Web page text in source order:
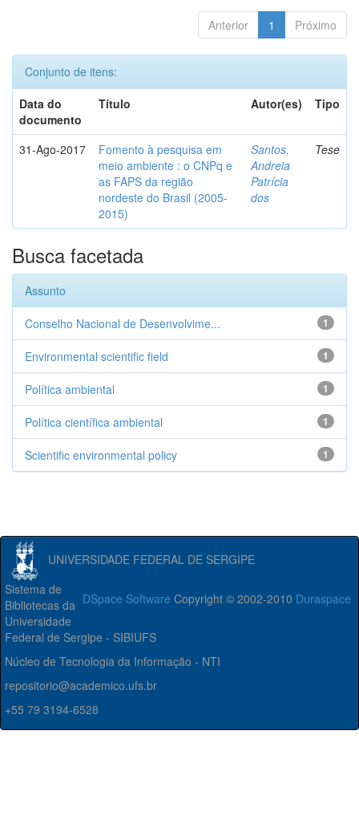
Anterior 1 Próximo
Conjunto de itens:
Data do
documento
Título Autor(es) Tipo
31-Ago-2017
Fomento à pesquisa em
meio ambiente : o CNPq e
as FAPS da região
nordeste do Brasil (2005-
2015)
Santos,
Andreia
Patrícia
dos
Tese
Busca facetada
Assunto
1
Conselho Nacional de Desenvolvime...
1
Environmental scientific field
1
Política ambiental
1
Política científica ambiental
1
Scientific environmental policy
UNIVERSIDADE FEDERAL DE SERGIPE
DSpace Software Copyright © 2002-2010 Duraspace
Sistema de
Bibliotecas da
Universidade
Federal de Sergipe - SIBIUFS
Núcleo de Tecnologia da Informação - NTI
repositorio@academico.ufs.br
+55 79 3194-6528